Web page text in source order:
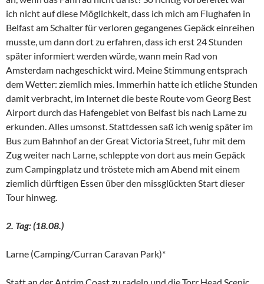
ich nicht auf diese Möglichkeit, dass ich mich am Flughafen in
Belfast am Schalter für verloren gegangenes Gepäck einreihen
musste, um dann dort zu erfahren, dass ich erst 24 Stunden
später informiert werden würde, wann mein Rad von
Amsterdam nachgeschickt wird. Meine Stimmung entsprach
dem Wetter: ziemlich mies. Immerhin hatte ich etliche Stunden
damit verbracht, im Internet die beste Route vom Georg Best
Airport durch das Hafengebiet von Belfast bis nach Larne zu
erkunden. Alles umsonst. Stattdessen saß ich wenig später im
Bus zum Bahnhof an der Great Victoria Street, fuhr mit dem
Zug weiter nach Larne, schleppte von dort aus mein Gepäck
zum Campingplatz und tröstete mich am Abend mit einem
ziemlich dürftigen Essen über den missglückten Start dieser
Tour hinweg.
2. Tag: (18.08.)
Larne (Camping/Curran Caravan Park)*